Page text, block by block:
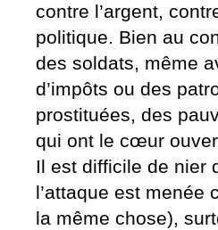
contre l’argent,
politique. Bien au
des soldats, même
d’impôts ou des
prostituées, des
qui ont le cœur
Il est difficile de nier
l’attaque est menée
la même chose),